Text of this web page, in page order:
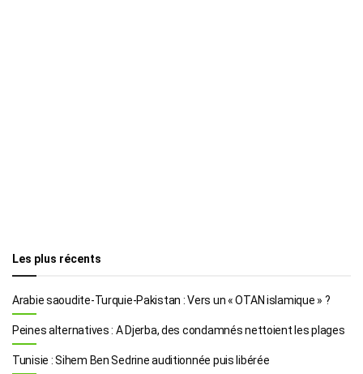
Les plus récents
Arabie saoudite-Turquie-Pakistan : Vers un « OTAN islamique » ?
Peines alternatives : A Djerba, des condamnés nettoient les plages
Tunisie : Sihem Ben Sedrine auditionnée puis libérée